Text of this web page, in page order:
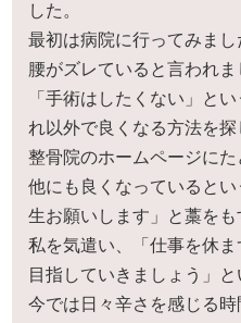
した。
最初は病院に行ってみま
腰がズレていると言われま
「手術はしたくない」と
れ以外で良くなる方法を
整骨院のホームページにた
他にも良くなっていると
生お願いします」と藁を
私を気遣い、「仕事を休
目指していきましょう」
今では日々辛さを感じる